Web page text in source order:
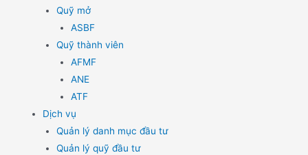
Quỹ mở
ASBF
Quỹ thành viên
AFMF
ANE
ATF
Dịch vụ
Quản lý danh mục đầu tư
Quản lý quỹ đầu tư